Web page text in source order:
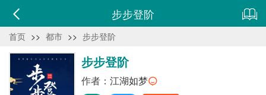
步步登阶
首页 >> 都市 >> 步步登阶
步步登阶
作者： 江湖如梦